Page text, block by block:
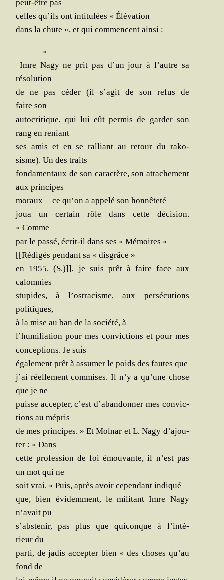
peut-être pas
celles qu’ils ont inti­tu­lées « Élévation
dans la chute », et qui com­mencent ainsi :
«
Imre Nagy ne prit pas d’un jour à l’autre sa
résolution
de ne pas céder (il s’a­git de son refus de
faire son
auto­cri­tique, qui lui eût per­mis de gar­der son
rang en reniant
ses amis et en se ral­liant au retour du rako­
sisme). Un des traits
fon­da­men­taux de son carac­tère, son atta­che­ment
aux principes
moraux — ce qu’on a appe­lé son honnêteté —
joua un cer­tain rôle dans cette déci­sion.
« Comme
par le pas­sé, écrit-il dans ses « Mémoires »
[[Rédi­gés pen­dant sa « disgrâce »
en 1955. (S.)]], je suis prêt à faire face aux
calomnies
stu­pides, à l’os­tra­cisme, aux per­sé­cu­tions
politiques,
à la mise au ban de la socié­té, à
l’hu­mi­lia­tion pour mes convic­tions et pour mes
concep­tions. Je suis
éga­le­ment prêt à assu­mer le poids des fautes que
j’ai réel­le­ment com­mises. Il n’y a qu’une chose
que je ne
puisse accep­ter, c’est d’a­ban­don­ner mes convic­
tions au mépris
de mes prin­cipes. » Et Mol­nar et L. Nagy d’a­jou­
ter : « Dans
cette pro­fes­sion de foi émou­vante, il n’est pas
un mot qui ne
soit vrai. » Puis, après avoir cepen­dant indiqué
que, bien évi­dem­ment, le mili­tant Imre Nagy
n’a­vait pu
s’abs­te­nir, pas plus que qui­conque à l’in­té­
rieur du
par­ti, de jadis accep­ter bien « des choses qu’au
fond de